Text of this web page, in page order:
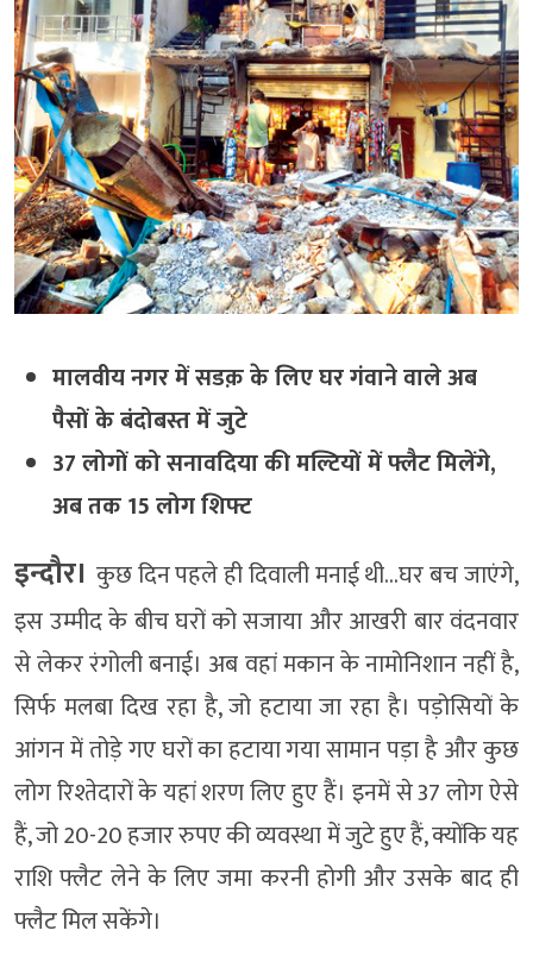
मालवीय नगर में सडक़ के लिए घर गंवाने वाले अब
पैसों के बंदोबस्त में जुटे
37 लोगों को सनावदिया की मल्टियों में फ्लैट मिलेंगे,
अब तक 15 लोग शिफ्ट
इन्दौर। कुछ दिन पहले ही दिवाली मनाई थी…घर बच जाएंगे,
इस उम्मीद के बीच घरों को सजाया और आखरी बार वंदनवार
से लेकर रंगोली बनाई। अब वहां मकान के नामोनिशान नहीं है,
सिर्फ मलबा दिख रहा है, जो हटाया जा रहा है। पड़ोसियों के
आंगन में तोड़े गए घरों का हटाया गया सामान पड़ा है और कुछ
लोग रिश्तेदारों के यहां शरण लिए हुए हैं। इनमें से 37 लोग ऐसे
हैं, जो 20-20 हजार रुपए की व्यवस्था में जुटे हुए हैं, क्योंकि यह
राशि फ्लैट लेने के लिए जमा करनी होगी और उसके बाद ही
फ्लैट मिल सकेंगे।